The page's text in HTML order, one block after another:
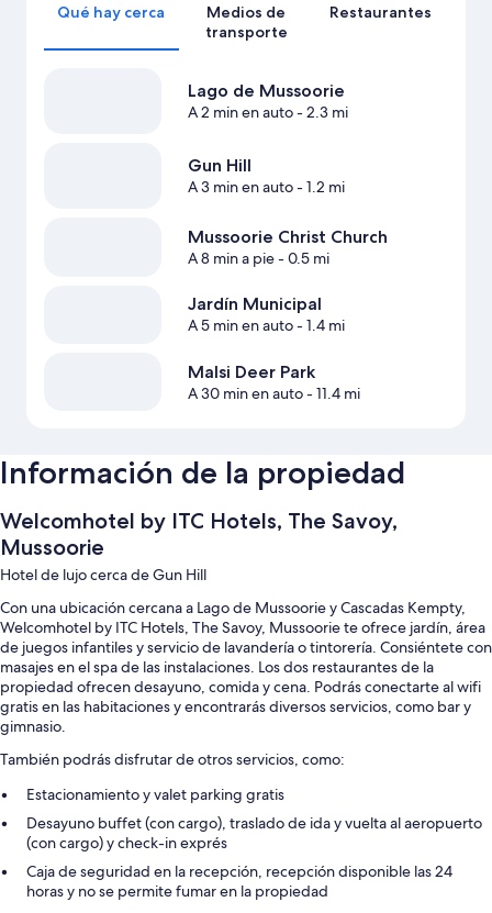
Qué hay cerca
Medios de
transporte
Restaurantes
Lago de Mussoorie
A 2 min en auto- 2.3 mi
Gun Hill
A 3 min en auto- 1.2 mi
Mussoorie Christ Church
A 8 min a pie- 0.5 mi
Jardín Municipal
A 5 min en auto- 1.4 mi
Malsi Deer Park
A 30 min en auto- 11.4 mi
Información de la propiedad
Welcomhotel by ITC Hotels, The Savoy,
Mussoorie
Hotel de lujo cerca de Gun Hill
Con una ubicación cercana a Lago de Mussoorie y Cascadas Kempty,
Welcomhotel by ITC Hotels, The Savoy, Mussoorie te ofrece jardín, área
de juegos infantiles y servicio de lavandería o tintorería. Consiéntete con
masajes en el spa de las instalaciones. Los dos restaurantes de la
propiedad ofrecen desayuno, comida y cena. Podrás conectarte al wifi
gratis en las habitaciones y encontrarás diversos servicios, como bar y
gimnasio.
También podrás disfrutar de otros servicios, como:
Estacionamiento y valet parking gratis
Desayuno buffet (con cargo), traslado de ida y vuelta al aeropuerto
(con cargo) y check-in exprés
Caja de seguridad en la recepción, recepción disponible las 24
horas y no se permite fumar en la propiedad